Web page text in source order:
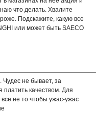
что делать. Хвалите
Подскажите, какую все
или может быть SAECO
Чудес не бывает, за
платить качеством. Для
не то чтобы ужас-ужас